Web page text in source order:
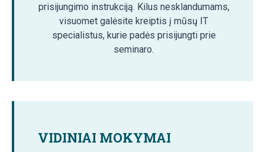
prisijungimo instrukciją. Kilus nesklandumams,
visuomet galėsite kreiptis į mūsų IT
specialistus, kurie padės prisijungti prie
seminaro.
VIDINIAI MOKYMAI